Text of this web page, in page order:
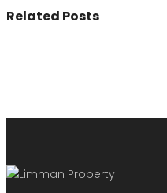
Related Posts